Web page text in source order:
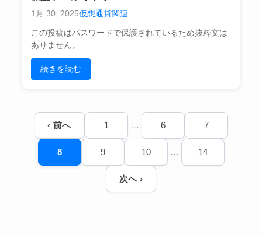
1月 30, 2025仮想通貨関連
この投稿はパスワードで保護されているため抜粋文は
ありません。
続きを読む
‹ 前へ 1 … 6 7
8 9 10 … 14
次へ ›